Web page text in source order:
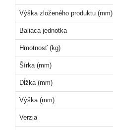
Výška zloženého produktu (mm)
Baliaca jednotka
Hmotnosť (kg)
Šírka (mm)
Dĺžka (mm)
Výška (mm)
Verzia